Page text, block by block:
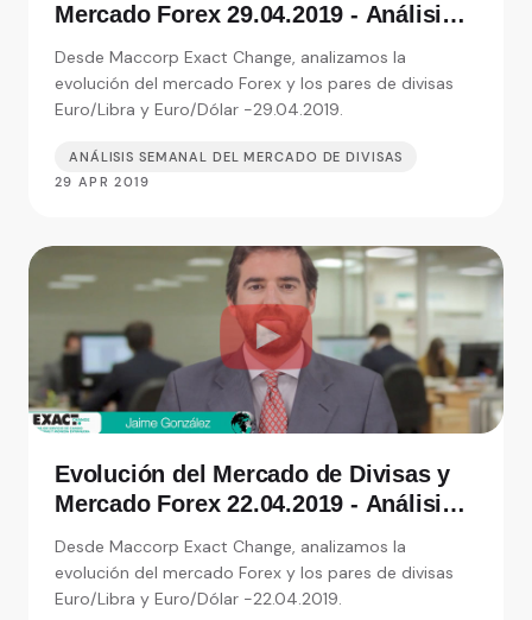
Mercado Forex 29.04.2019 - Análisis
de Exact Change, expertos en cambio
de moneda
Desde Maccorp Exact Change, analizamos la
evolución del mercado Forex y los pares de divisas
Euro/Libra y Euro/Dólar -29.04.2019.
ANÁLISIS SEMANAL DEL MERCADO DE DIVISAS
29 APR 2019
Evolución del Mercado de Divisas y
Mercado Forex 22.04.2019 - Análisis
de moneda
Desde Maccorp Exact Change, analizamos la
evolución del mercado Forex y los pares de divisas
Euro/Libra y Euro/Dólar -22.04.2019.